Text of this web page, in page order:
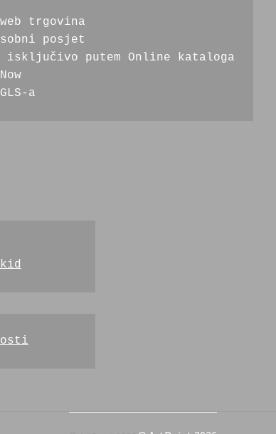
trgovina
posjet
isključivo putem Online kataloga
a